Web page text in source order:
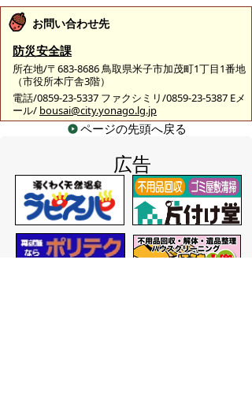
お問い合わせ先
防災安全課
所在地/〒683-8686 鳥取県米子市加茂町1丁目1番地
（市役所本庁舎3階）
電話/0859-23-5337 ファクシミリ/0859-23-5387 Eメ
ール/ bousai@city.yonago.lg.jp
ページの先頭へ戻る
広告